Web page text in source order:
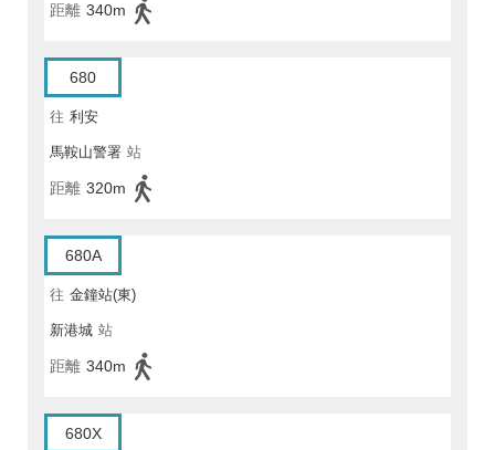
距離 340m
680
往 利安
馬鞍山警署 站
距離 320m
680A
往 金鐘站(東)
新港城 站
距離 340m
680X